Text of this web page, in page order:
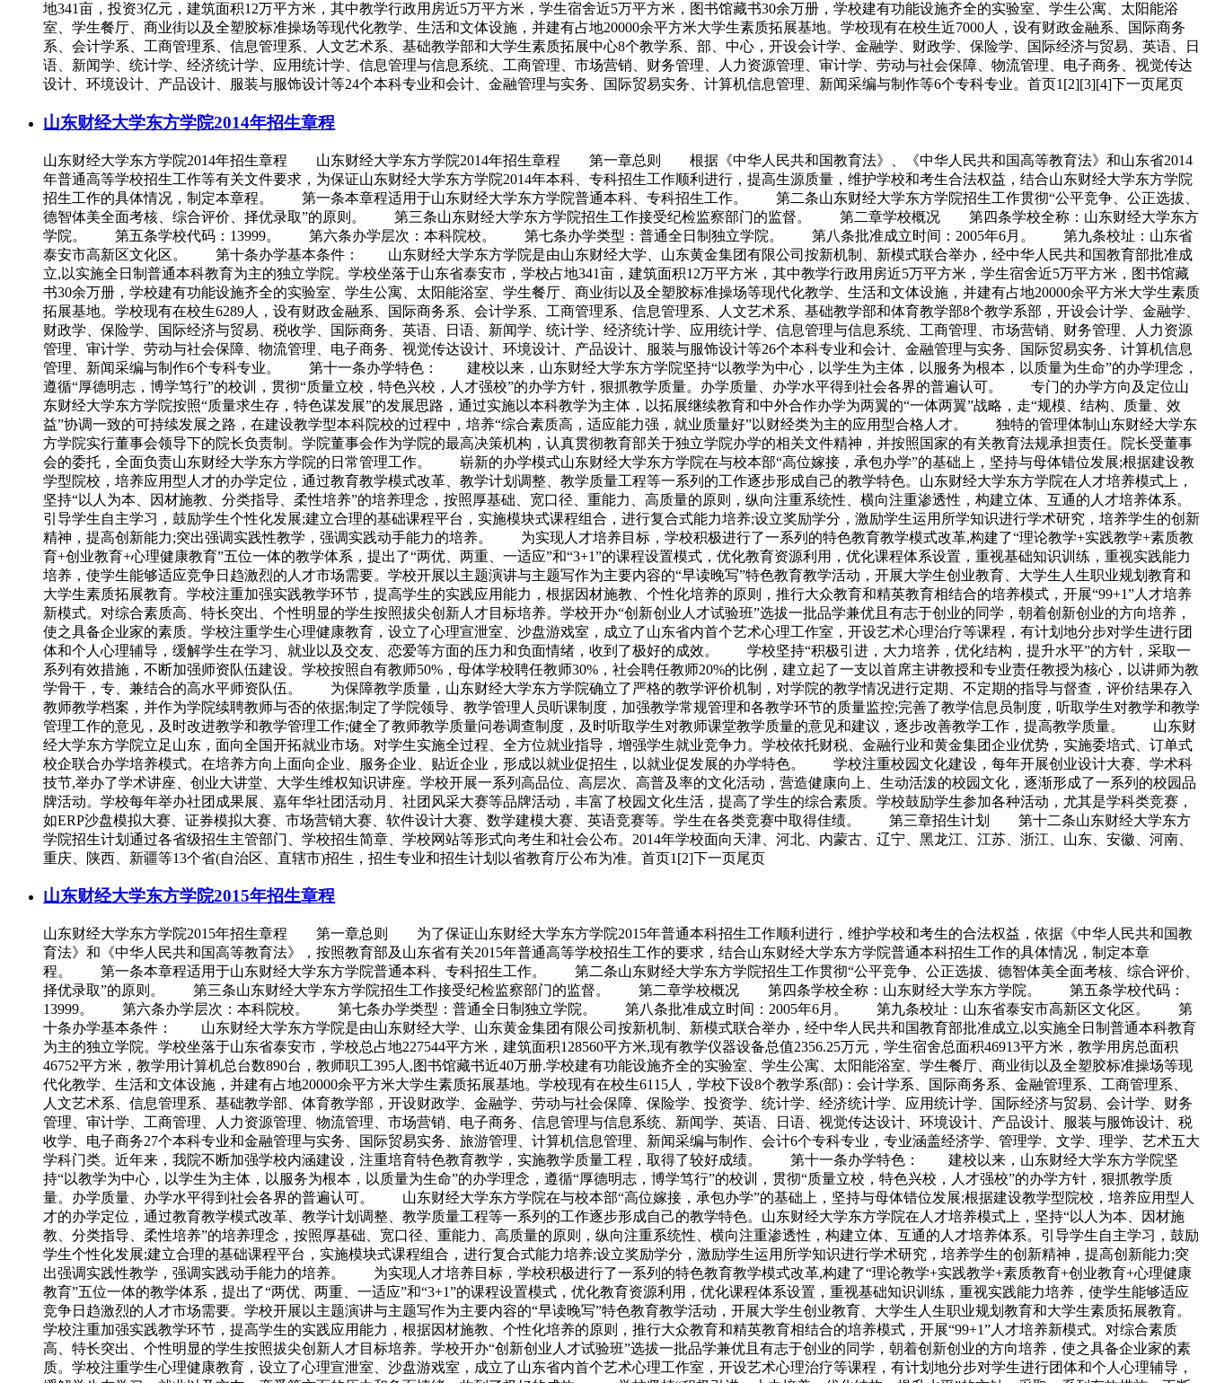
地341亩，投资3亿元，建筑面积12万平方米，其中教学行政用房近5万平方米，学生宿舍近5万平方米，图书馆藏书30余万册，学校建有功能设施齐全的实验室、学生公寓、太阳能浴
室、学生餐厅、商业街以及全塑胶标准操场等现代化教学、生活和文体设施，并建有占地20000余平方米大学生素质拓展基地。学校现有在校生近7000人，设有财政金融系、国际商务
系、会计学系、工商管理系、信息管理系、人文艺术系、基础教学部和大学生素质拓展中心8个教学系、部、中心，开设会计学、金融学、财政学、保险学、国际经济与贸易、英语、日
语、新闻学、统计学、经济统计学、应用统计学、信息管理与信息系统、工商管理、市场营销、财务管理、人力资源管理、审计学、劳动与社会保障、物流管理、电子商务、视觉传达
设计、环境设计、产品设计、服装与服饰设计等24个本科专业和会计、金融管理与实务、国际贸易实务、计算机信息管理、新闻采编与制作等6个专科专业。首页1[2][3][4]下一页尾页
山东财经大学东方学院2014年招生章程
山东财经大学东方学院2014年招生章程 山东财经大学东方学院2014年招生章程 第一章总则 根据《中华人民共和国教育法》、《中华人民共和国高等教育法》和山东省2014
年普通高等学校招生工作等有关文件要求，为保证山东财经大学东方学院2014年本科、专科招生工作顺利进行，提高生源质量，维护学校和考生合法权益，结合山东财经大学东方学院
招生工作的具体情况，制定本章程。 第一条本章程适用于山东财经大学东方学院普通本科、专科招生工作。 第二条山东财经大学东方学院招生工作贯彻“公平竞争、公正选拔、
德智体美全面考核、综合评价、择优录取”的原则。 第三条山东财经大学东方学院招生工作接受纪检监察部门的监督。 第二章学校概况 第四条学校全称：山东财经大学东方
学院。 第五条学校代码：13999。 第六条办学层次：本科院校。 第七条办学类型：普通全日制独立学院。 第八条批准成立时间：2005年6月。 第九条校址：山东省
泰安市高新区文化区。 第十条办学基本条件： 山东财经大学东方学院是由山东财经大学、山东黄金集团有限公司按新机制、新模式联合举办，经中华人民共和国教育部批准成
立,以实施全日制普通本科教育为主的独立学院。学校坐落于山东省泰安市，学校占地341亩，建筑面积12万平方米，其中教学行政用房近5万平方米，学生宿舍近5万平方米，图书馆藏
书30余万册，学校建有功能设施齐全的实验室、学生公寓、太阳能浴室、学生餐厅、商业街以及全塑胶标准操场等现代化教学、生活和文体设施，并建有占地20000余平方米大学生素质
拓展基地。学校现有在校生6289人，设有财政金融系、国际商务系、会计学系、工商管理系、信息管理系、人文艺术系、基础教学部和体育教学部8个教学系部，开设会计学、金融学、
财政学、保险学、国际经济与贸易、税收学、国际商务、英语、日语、新闻学、统计学、经济统计学、应用统计学、信息管理与信息系统、工商管理、市场营销、财务管理、人力资源
管理、审计学、劳动与社会保障、物流管理、电子商务、视觉传达设计、环境设计、产品设计、服装与服饰设计等26个本科专业和会计、金融管理与实务、国际贸易实务、计算机信息
管理、新闻采编与制作6个专科专业。 第十一条办学特色： 建校以来，山东财经大学东方学院坚持“以教学为中心，以学生为主体，以服务为根本，以质量为生命”的办学理念，
遵循“厚德明志，博学笃行”的校训，贯彻“质量立校，特色兴校，人才强校”的办学方针，狠抓教学质量。办学质量、办学水平得到社会各界的普遍认可。 专门的办学方向及定位山
东财经大学东方学院按照“质量求生存，特色谋发展”的发展思路，通过实施以本科教学为主体，以拓展继续教育和中外合作办学为两翼的“一体两翼”战略，走“规模、结构、质量、效
益”协调一致的可持续发展之路，在建设教学型本科院校的过程中，培养“综合素质高，适应能力强，就业质量好”以财经类为主的应用型合格人才。 独特的管理体制山东财经大学东
方学院实行董事会领导下的院长负责制。学院董事会作为学院的最高决策机构，认真贯彻教育部关于独立学院办学的相关文件精神，并按照国家的有关教育法规承担责任。院长受董事
会的委托，全面负责山东财经大学东方学院的日常管理工作。 崭新的办学模式山东财经大学东方学院在与校本部“高位嫁接，承包办学”的基础上，坚持与母体错位发展;根据建设教
学型院校，培养应用型人才的办学定位，通过教育教学模式改革、教学计划调整、教学质量工程等一系列的工作逐步形成自己的教学特色。山东财经大学东方学院在人才培养模式上，
坚持“以人为本、因材施教、分类指导、柔性培养”的培养理念，按照厚基础、宽口径、重能力、高质量的原则，纵向注重系统性、横向注重渗透性，构建立体、互通的人才培养体系。
引导学生自主学习，鼓励学生个性化发展;建立合理的基础课程平台，实施模块式课程组合，进行复合式能力培养;设立奖励学分，激励学生运用所学知识进行学术研究，培养学生的创新
精神，提高创新能力;突出强调实践性教学，强调实践动手能力的培养。 为实现人才培养目标，学校积极进行了一系列的特色教育教学模式改革,构建了“理论教学+实践教学+素质教
育+创业教育+心理健康教育”五位一体的教学体系，提出了“两优、两重、一适应”和“3+1”的课程设置模式，优化教育资源利用，优化课程体系设置，重视基础知识训练，重视实践能力
培养，使学生能够适应竞争日趋激烈的人才市场需要。学校开展以主题演讲与主题写作为主要内容的“早读晚写”特色教育教学活动，开展大学生创业教育、大学生人生职业规划教育和
大学生素质拓展教育。学校注重加强实践教学环节，提高学生的实践应用能力，根据因材施教、个性化培养的原则，推行大众教育和精英教育相结合的培养模式，开展“99+1”人才培养
新模式。对综合素质高、特长突出、个性明显的学生按照拔尖创新人才目标培养。学校开办“创新创业人才试验班”选拔一批品学兼优且有志于创业的同学，朝着创新创业的方向培养，
使之具备企业家的素质。学校注重学生心理健康教育，设立了心理宣泄室、沙盘游戏室，成立了山东省内首个艺术心理工作室，开设艺术心理治疗等课程，有计划地分步对学生进行团
体和个人心理辅导，缓解学生在学习、就业以及交友、恋爱等方面的压力和负面情绪，收到了极好的成效。 学校坚持“积极引进，大力培养，优化结构，提升水平”的方针，采取一
系列有效措施，不断加强师资队伍建设。学校按照自有教师50%，母体学校聘任教师30%，社会聘任教师20%的比例，建立起了一支以首席主讲教授和专业责任教授为核心，以讲师为教
学骨干，专、兼结合的高水平师资队伍。 为保障教学质量，山东财经大学东方学院确立了严格的教学评价机制，对学院的教学情况进行定期、不定期的指导与督查，评价结果存入
教师教学档案，并作为学院续聘教师与否的依据;制定了学院领导、教学管理人员听课制度，加强教学常规管理和各教学环节的质量监控;完善了教学信息员制度，听取学生对教学和教学
管理工作的意见，及时改进教学和教学管理工作;健全了教师教学质量问卷调查制度，及时听取学生对教师课堂教学质量的意见和建议，逐步改善教学工作，提高教学质量。 山东财
经大学东方学院立足山东，面向全国开拓就业市场。对学生实施全过程、全方位就业指导，增强学生就业竞争力。学校依托财税、金融行业和黄金集团企业优势，实施委培式、订单式
校企联合办学培养模式。在培养方向上面向企业、服务企业、贴近企业，形成以就业促招生，以就业促发展的办学特色。 学校注重校园文化建设，每年开展创业设计大赛、学术科
技节,举办了学术讲座、创业大讲堂、大学生维权知识讲座。学校开展一系列高品位、高层次、高普及率的文化活动，营造健康向上、生动活泼的校园文化，逐渐形成了一系列的校园品
牌活动。学校每年举办社团成果展、嘉年华社团活动月、社团风采大赛等品牌活动，丰富了校园文化生活，提高了学生的综合素质。学校鼓励学生参加各种活动，尤其是学科类竞赛，
如ERP沙盘模拟大赛、证券模拟大赛、市场营销大赛、软件设计大赛、数学建模大赛、英语竞赛等。学生在各类竞赛中取得佳绩。 第三章招生计划 第十二条山东财经大学东方
学院招生计划通过各省级招生主管部门、学校招生简章、学校网站等形式向考生和社会公布。2014年学校面向天津、河北、内蒙古、辽宁、黑龙江、江苏、浙江、山东、安徽、河南、
重庆、陕西、新疆等13个省(自治区、直辖市)招生，招生专业和招生计划以省教育厅公布为准。首页1[2]下一页尾页
山东财经大学东方学院2015年招生章程
山东财经大学东方学院2015年招生章程 第一章总则 为了保证山东财经大学东方学院2015年普通本科招生工作顺利进行，维护学校和考生的合法权益，依据《中华人民共和国教
育法》和《中华人民共和国高等教育法》，按照教育部及山东省有关2015年普通高等学校招生工作的要求，结合山东财经大学东方学院普通本科招生工作的具体情况，制定本章
程。 第一条本章程适用于山东财经大学东方学院普通本科、专科招生工作。 第二条山东财经大学东方学院招生工作贯彻“公平竞争、公正选拔、德智体美全面考核、综合评价、
择优录取”的原则。 第三条山东财经大学东方学院招生工作接受纪检监察部门的监督。 第二章学校概况 第四条学校全称：山东财经大学东方学院。 第五条学校代码：
13999。 第六条办学层次：本科院校。 第七条办学类型：普通全日制独立学院。 第八条批准成立时间：2005年6月。 第九条校址：山东省泰安市高新区文化区。 第
十条办学基本条件： 山东财经大学东方学院是由山东财经大学、山东黄金集团有限公司按新机制、新模式联合举办，经中华人民共和国教育部批准成立,以实施全日制普通本科教育
为主的独立学院。学校坐落于山东省泰安市，学校总占地227544平方米，建筑面积128560平方米,现有教学仪器设备总值2356.25万元，学生宿舍总面积46913平方米，教学用房总面积
46752平方米，教学用计算机总台数890台，教师职工395人,图书馆藏书近40万册.学校建有功能设施齐全的实验室、学生公寓、太阳能浴室、学生餐厅、商业街以及全塑胶标准操场等现
代化教学、生活和文体设施，并建有占地20000余平方米大学生素质拓展基地。学校现有在校生6115人，学校下设8个教学系(部)：会计学系、国际商务系、金融管理系、工商管理系、
人文艺术系、信息管理系、基础教学部、体育教学部，开设财政学、金融学、劳动与社会保障、保险学、投资学、统计学、经济统计学、应用统计学、国际经济与贸易、会计学、财务
管理、审计学、工商管理、人力资源管理、物流管理、市场营销、电子商务、信息管理与信息系统、新闻学、英语、日语、视觉传达设计、环境设计、产品设计、服装与服饰设计、税
收学、电子商务27个本科专业和金融管理与实务、国际贸易实务、旅游管理、计算机信息管理、新闻采编与制作、会计6个专科专业，专业涵盖经济学、管理学、文学、理学、艺术五大
学科门类。近年来，我院不断加强学校内涵建设，注重培育特色教育教学，实施教学质量工程，取得了较好成绩。 第十一条办学特色： 建校以来，山东财经大学东方学院坚
持“以教学为中心，以学生为主体，以服务为根本，以质量为生命”的办学理念，遵循“厚德明志，博学笃行”的校训，贯彻“质量立校，特色兴校，人才强校”的办学方针，狠抓教学质
量。办学质量、办学水平得到社会各界的普遍认可。 山东财经大学东方学院在与校本部“高位嫁接，承包办学”的基础上，坚持与母体错位发展;根据建设教学型院校，培养应用型人
才的办学定位，通过教育教学模式改革、教学计划调整、教学质量工程等一系列的工作逐步形成自己的教学特色。山东财经大学东方学院在人才培养模式上，坚持“以人为本、因材施
教、分类指导、柔性培养”的培养理念，按照厚基础、宽口径、重能力、高质量的原则，纵向注重系统性、横向注重渗透性，构建立体、互通的人才培养体系。引导学生自主学习，鼓励
学生个性化发展;建立合理的基础课程平台，实施模块式课程组合，进行复合式能力培养;设立奖励学分，激励学生运用所学知识进行学术研究，培养学生的创新精神，提高创新能力;突
出强调实践性教学，强调实践动手能力的培养。 为实现人才培养目标，学校积极进行了一系列的特色教育教学模式改革,构建了“理论教学+实践教学+素质教育+创业教育+心理健康
教育”五位一体的教学体系，提出了“两优、两重、一适应”和“3+1”的课程设置模式，优化教育资源利用，优化课程体系设置，重视基础知识训练，重视实践能力培养，使学生能够适应
竞争日趋激烈的人才市场需要。学校开展以主题演讲与主题写作为主要内容的“早读晚写”特色教育教学活动，开展大学生创业教育、大学生人生职业规划教育和大学生素质拓展教育。
学校注重加强实践教学环节，提高学生的实践应用能力，根据因材施教、个性化培养的原则，推行大众教育和精英教育相结合的培养模式，开展“99+1”人才培养新模式。对综合素质
高、特长突出、个性明显的学生按照拔尖创新人才目标培养。学校开办“创新创业人才试验班”选拔一批品学兼优且有志于创业的同学，朝着创新创业的方向培养，使之具备企业家的素
质。学校注重学生心理健康教育，设立了心理宣泄室、沙盘游戏室，成立了山东省内首个艺术心理工作室，开设艺术心理治疗等课程，有计划地分步对学生进行团体和个人心理辅导，